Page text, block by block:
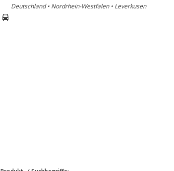
Deutschland • Nordrhein-Westfalen • Leverkusen